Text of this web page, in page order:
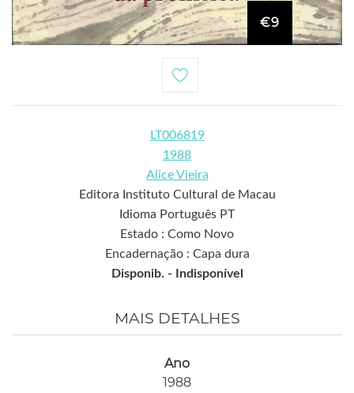
€9
LT006819
1988
Alice Vieira
Editora Instituto Cultural de Macau
Idioma Português PT
Estado : Como Novo
Encadernação : Capa dura
Disponib. -
Indisponível
MAIS DETALHES
Ano
1988